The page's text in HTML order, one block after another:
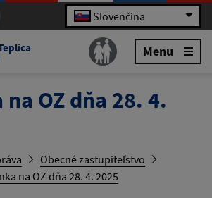
Slovenčina
Menu
OZ dňa 28. 4.
Obecné zastupiteľstvo
na OZ dňa 28. 4. 2025